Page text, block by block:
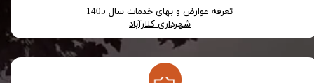
تعرفه عوارض و بهای خدمات سال 1405
​​​​​​​شهرداری کلارآباد